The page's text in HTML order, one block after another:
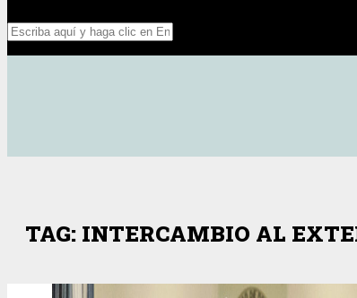
TAG: INTERCAMBIO AL